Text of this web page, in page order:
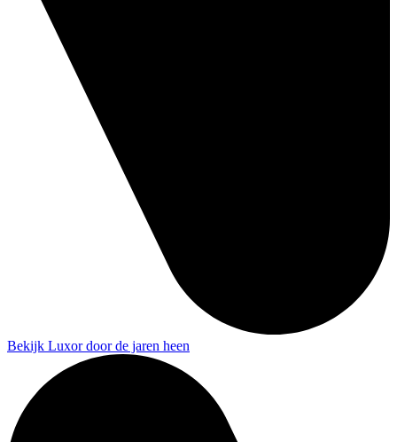
Bekijk Luxor door de jaren heen